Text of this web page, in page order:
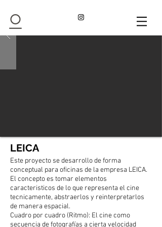
LEICA
Este proyecto se desarrollo de forma
conceptual para oficinas de la empresa LEICA.
El concepto es tomar elementos
caracteristicos de lo que representa el cine
tecnicamente, abstraerlos y reinterpretarlos
de manera espacial.
Cuadro por cuadro (Ritmo): El cine como
secuencia de fotografías a cierta velocidad